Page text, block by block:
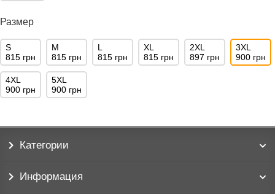
Размер
S
815 грн
M
815 грн
L
815 грн
XL
815 грн
2XL
897 грн
3XL
900 грн
4XL
900 грн
5XL
900 грн
Категории
Информация